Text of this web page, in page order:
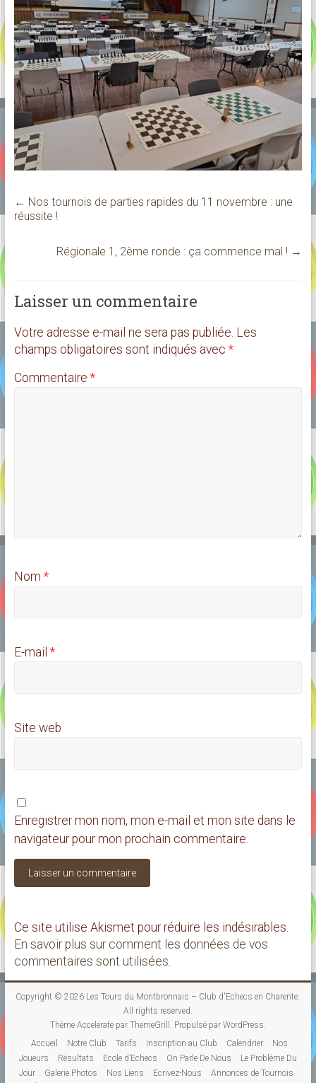
← Nos tournois de parties rapides du 11 novembre : une
réussite !
Régionale 1, 2ème ronde : ça commence mal ! →
Laisser un commentaire
Votre adresse e-mail ne sera pas publiée. Les
champs obligatoires sont indiqués avec *
Commentaire *
Nom *
E-mail *
Site web
Enregistrer mon nom, mon e-mail et mon site dans le
navigateur pour mon prochain commentaire.
Ce site utilise Akismet pour réduire les indésirables.
En savoir plus sur comment les données de vos
commentaires sont utilisées.
Copyright © 2026 Les Tours du Montbronnais – Club d'Echecs en Charente.
All rights reserved.
Thème Acceleratepar ThemeGrill. Propulsé par WordPress.
Accueil
Notre Club Tarifs Inscription au Club Calendrier
Nos
Joueurs
Résultats Ecole d’Echecs On Parle De Nous
Le Problème Du
Jour
Galerie Photos Nos Liens Ecrivez-Nous Annonces de Tournois